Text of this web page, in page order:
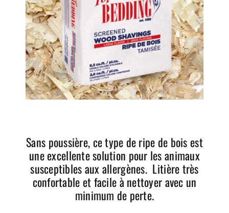
Tapis de stalles
Greentree Bedding LLC.
Sans poussière, ce type de ripe de bois est
une excellente solution pour les animaux
susceptibles aux allergènes. Litière très
confortable et facile à nettoyer avec un
minimum de perte.